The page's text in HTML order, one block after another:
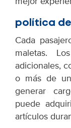
política
Cada
maletas.
adicionales,
o más de
generar
puede
artículos